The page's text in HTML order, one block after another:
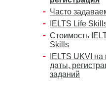
Часто
IELTS Life
Стоимость
Skills
IELTS UKVI
даты,
заданий